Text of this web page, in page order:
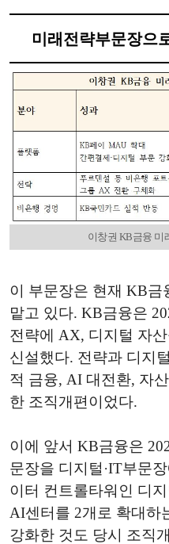
미래전략부문장으
이창권 KB금융 미
이 부문장은 현재 KB금
맡고 있다. KB금융은
전략에 AX, 디지털 자
신설했다. 전략과 디지
적 금융, AI 대전환, 자
한 조직개편이었다.
이에 앞서 KB금융은
문장을 디지털·IT부문
이터 컨트롤타워인 디
AI센터를 2개로 확대하
강화한 것도 당시 조직